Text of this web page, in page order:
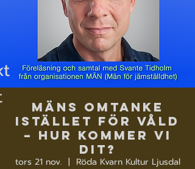
Mäns omtanke
istället för våld
– hur kommer vi
dit?
tors 21 nov.
  |
Röda Kvarn Kultur Ljusdal